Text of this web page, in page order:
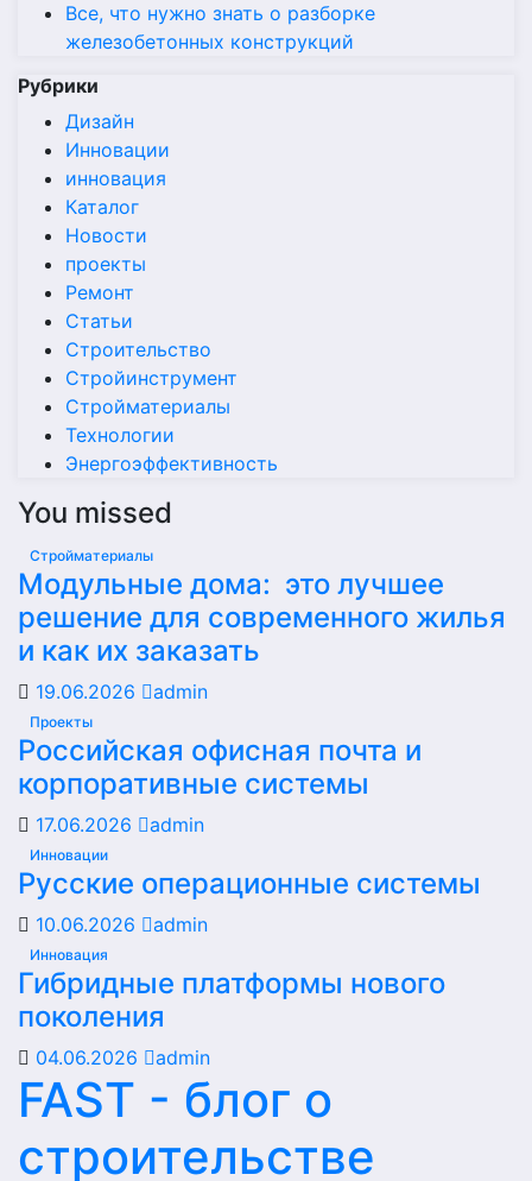
Все, что нужно знать о разборке
железобетонных конструкций
Рубрики
Дизайн
Инновации
инновация
Каталог
Новости
проекты
Ремонт
Статьи
Строительство
Стройинструмент
Стройматериалы
Технологии
Энергоэффективность
You missed
Стройматериалы
Модульные дома: это лучшее
решение для современного жилья
и как их заказать
19.06.2026 admin
Проекты
Российская офисная почта и
корпоративные системы
17.06.2026 admin
Инновации
Русские операционные системы
10.06.2026 admin
Инновация
Гибридные платформы нового
поколения
04.06.2026 admin
FAST - блог о
строительстве